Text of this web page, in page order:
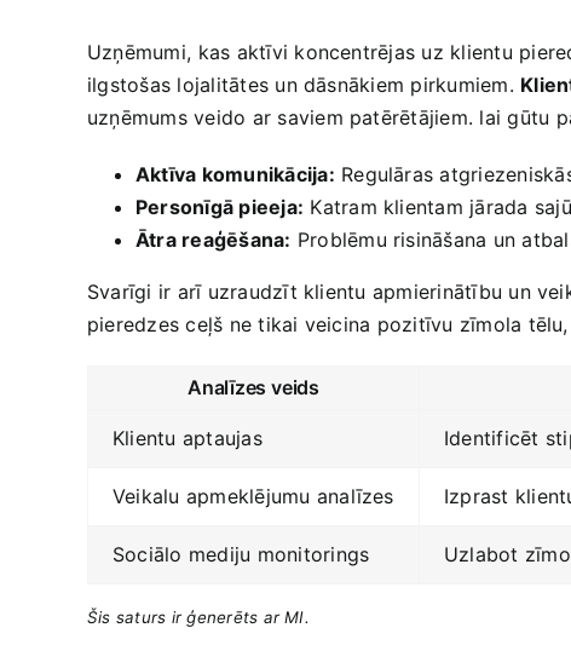
Uzņēmumi,⁤ kas aktīvi koncentrējas uz klientu
ilgstošas lojalitātes un dāsnākiem pirkumiem.
uzņēmums veido ar saviem patērētājiem. lai gūtu⁣
Aktīva komunikācija: Regulāras
Personīgā pieeja: ‌Katram klientam jārada
Ātra reaģēšana: Problēmu risināšana un
Svarīgi ir arī uzraudzīt klientu apmierinātību un
pieredzes ceļš ne tikai veicina pozitīvu zīmola
Analīzes veids
Klientu aptaujas Identificēt
Veikalu apmeklējumu analīzes Izprast
Sociālo mediju monitorings Uzlabot
Šis saturs ir ģenerēts ar MI.